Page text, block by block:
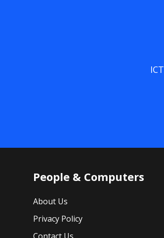
People & Computers
About Us
Privacy Policy